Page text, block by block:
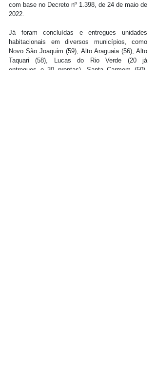
com base no Decreto nº 1.398, de 24 de maio de
2022.
Já foram concluídas e entregues unidades
habitacionais em diversos municípios, como
Novo São Joaquim (59), Alto Araguaia (56), Alto
Taquari (58), Lucas do Rio Verde (20 já
entregues e 30 prontas), Santa Carmem (50),